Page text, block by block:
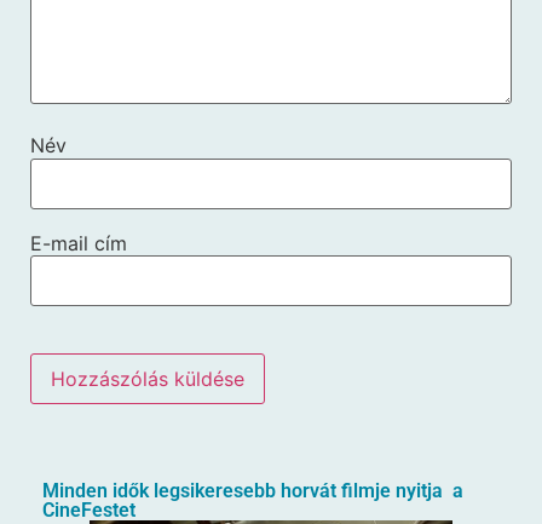
Név
E-mail cím
Minden idők legsikeresebb horvát filmje nyitja a
CineFestet